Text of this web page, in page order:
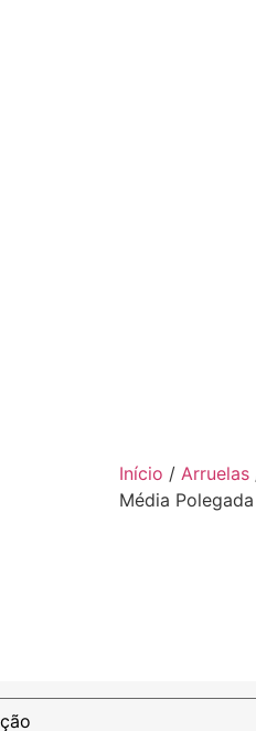
Início / Arruelas
Média Polegada